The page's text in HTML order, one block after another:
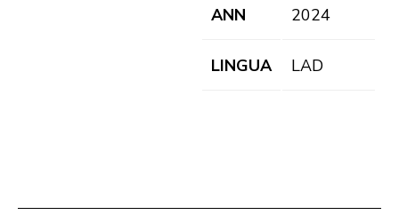
ANN 2024
LINGUA LAD